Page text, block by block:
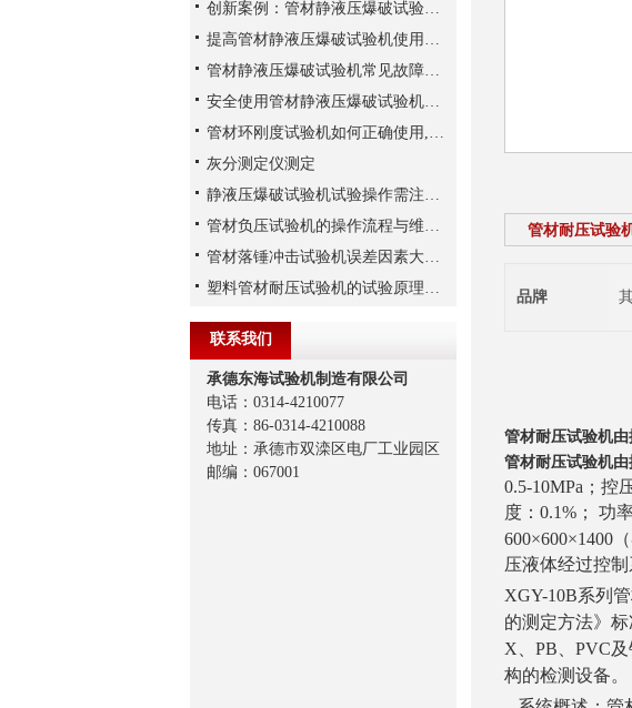
管材耐压试验
品牌
管材耐压试验机
管材耐压试验机
0.5-10MPa；控
度：0.1%；
功
600×600×1400
压液体经过控
XGY-10B系列
的测定方法》
X、PB、PVC
构的检测设备。
创新案例：管材静液压爆破试验机的技术突破
提高管材静液压爆破试验机使用寿命的维护策略
管材静液压爆破试验机常见故障的检查方法
安全使用管材静液压爆破试验机很重要
管材环刚度试验机如何正确使用,对环境有哪些要求?
灰分测定仪测定
静液压爆破试验机试验操作需注意哪些安全事项？
管材负压试验机的操作流程与维护建议
管材落锤冲击试验机误差因素大揭秘
塑料管材耐压试验机的试验原理及预处理说明
联系我们
承德东海试验机制造有限公司
电话：0314-4210077
传真：86-0314-4210088
地址：承德市双滦区电厂工业园区
邮编：067001